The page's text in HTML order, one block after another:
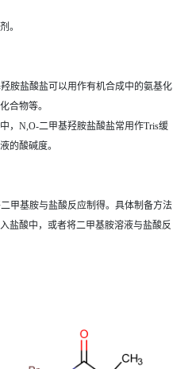
。
胺盐酸盐可以用作有机合成中的氨基化
合物等。
，N,O-二甲基羟胺盐酸盐常用作Tris缓
的酸碱度。
甲基胺与盐酸反应制得。具体制备方法
盐酸中，或者将二甲基胺溶液与盐酸反